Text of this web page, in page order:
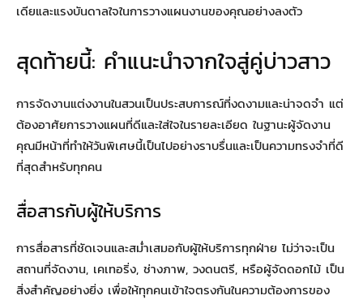
เดียและแรงบันดาลใจในการวางแผนงานของคุณอย่างลงตัว
สุดท้ายนี้: คำแนะนำจากใจสู่คู่บ่าวสาว
การจัดงานแต่งงานในสวนเป็นประสบการณ์ที่งดงามและน่าจดจำ แต่
ต้องอาศัยการวางแผนที่ดีและใส่ใจในรายละเอียด ในฐานะผู้จัดงาน
คุณมีหน้าที่ทำให้วันพิเศษนี้เป็นไปอย่างราบรื่นและเป็นความทรงจำที่ดี
ที่สุดสำหรับทุกคน
สื่อสารกับผู้ให้บริการ
การสื่อสารที่ชัดเจนและสม่ำเสมอกับผู้ให้บริการทุกฝ่าย ไม่ว่าจะเป็น
สถานที่จัดงาน, เคเทอริ่ง, ช่างภาพ, วงดนตรี, หรือผู้จัดดอกไม้ เป็น
สิ่งสำคัญอย่างยิ่ง เพื่อให้ทุกคนเข้าใจตรงกันในความต้องการของ